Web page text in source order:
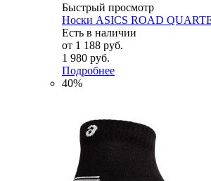
Быстрый просмотр
Носки ASICS ROAD
Есть в наличии
от 1 188 руб.
1 980 руб.
Подробнее
40%